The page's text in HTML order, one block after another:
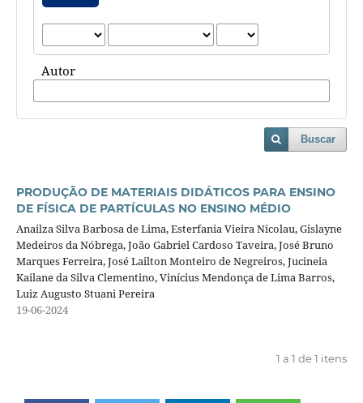
Autor
Buscar
PRODUÇÃO DE MATERIAIS DIDÁTICOS PARA ENSINO
DE FÍSICA DE PARTÍCULAS NO ENSINO MÉDIO
Anailza Silva Barbosa de Lima, Esterfania Vieira Nicolau, Gislayne
Medeiros da Nóbrega, João Gabriel Cardoso Taveira, José Bruno
Marques Ferreira, José Lailton Monteiro de Negreiros, Jucineia
Kailane da Silva Clementino, Vinícius Mendonça de Lima Barros,
Luiz Augusto Stuani Pereira
19-06-2024
1 a 1 de 1 itens